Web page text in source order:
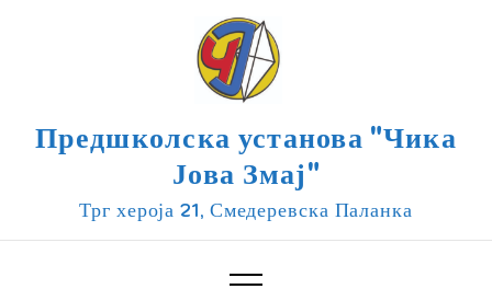
Предшколска установа "Чика
Јова Змај"
Трг хероја 21, Смедеревска Паланка